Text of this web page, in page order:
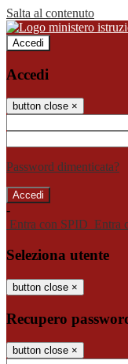
Salta al contenuto
Accedi
Accedi
button close ×
Password dimenticata?
-
Entra con SPID Entra
Seleziona utente
button close ×
Recupero
button close ×